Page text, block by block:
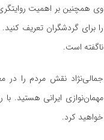
وی همچنین بر اهمیت
را برای گردشگران تعریف
ناگفته است.
جمالی‌نژاد نقش مردم را در
مهمان‌نوازی ایرانی هستید.
خواهید کرد.